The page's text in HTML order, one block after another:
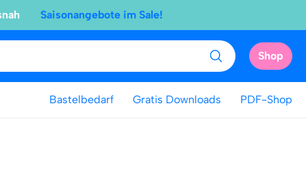
Saisonangebote im Sale!
Shop
Bastelbedarf Gratis Downloads PDF-Shop